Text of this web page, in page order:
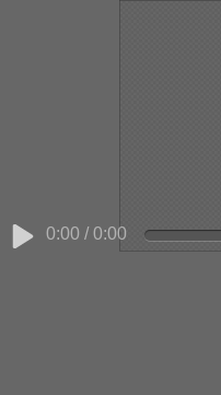
0:00 /0:00